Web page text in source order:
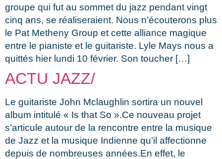
groupe qui fut au sommet du jazz pendant vingt
cinq ans, se réaliseraient. Nous n’écouterons plus
le Pat Metheny Group et cette alliance magique
entre le pianiste et le guitariste. Lyle Mays nous a
quittés hier lundi 10 février. Son toucher […]
ACTU JAZZ/
Le guitariste John Mclaughlin sortira un nouvel
album intitulé « Is that So ».Ce nouveau projet
s’articule autour de la rencontre entre la musique
de Jazz et la musique Indienne qu’il affectionne
depuis de nombreuses années.En effet, le